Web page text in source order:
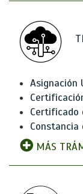
Asignación
Certificado
MÁS